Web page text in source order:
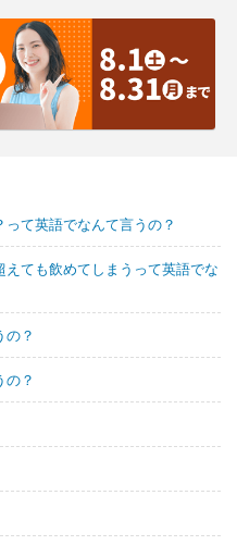
って英語でなんて言うの？
ても飲めてしまうって英語でな
の？
の？